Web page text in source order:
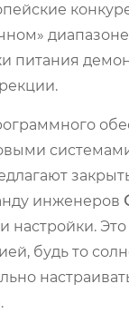
питания
инженеров
настройки.
будь то